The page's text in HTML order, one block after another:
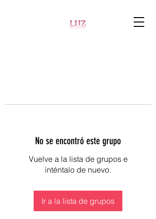
No se encontró este grupo
Vuelve a la lista de grupos e
inténtalo de nuevo.
Ir a la lista de grupos